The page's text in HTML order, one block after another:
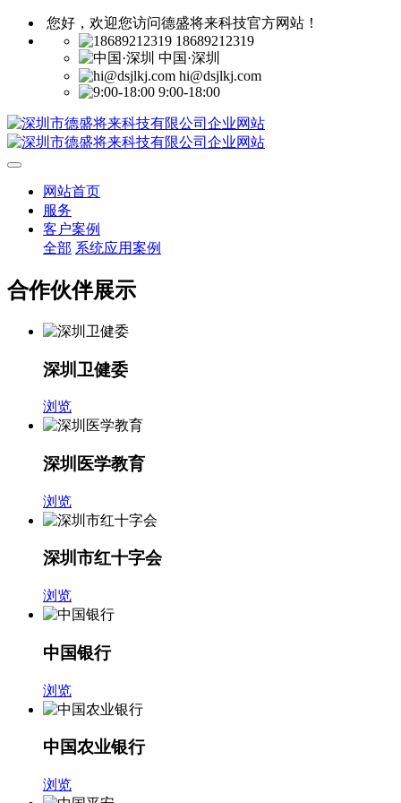
您好，欢迎您访问德盛将来科技官方网站！
18689212319
中国·深圳
hi@dsjlkj.com
9:00-18:00
网站首页
服务
客户案例
全部 系统应用案例
合作伙伴展示
深圳卫健委
浏览
深圳医学教育
浏览
深圳市红十字会
浏览
中国银行
浏览
中国农业银行
浏览